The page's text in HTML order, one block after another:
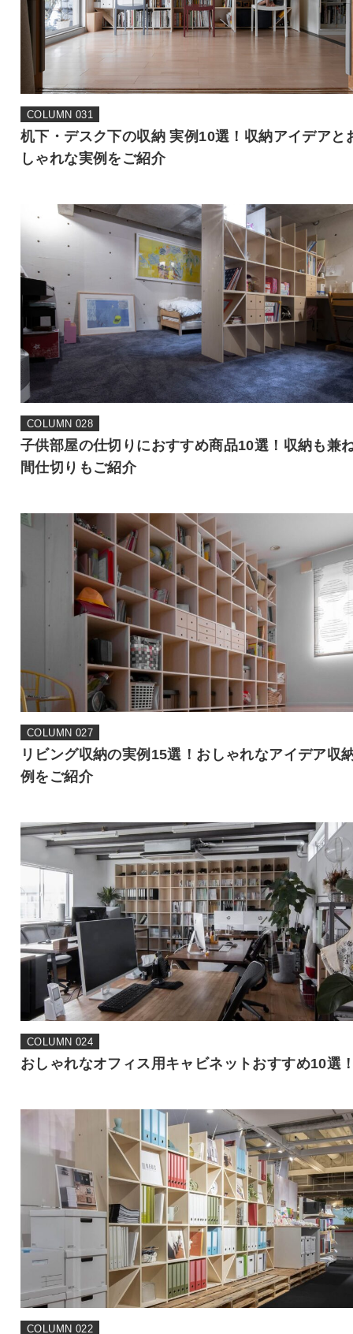
COLUMN 031
机下・デスク下の収納 実例10選！収納アイデアと
しゃれな実例をご紹介
COLUMN 028
子供部屋の仕切りにおすすめ商品10選！収納も兼
間仕切りもご紹介
COLUMN 027
リビング収納の実例15選！おしゃれなアイデア収
例をご紹介
COLUMN 024
おしゃれなオフィス用キャビネットおすすめ10選
COLUMN 022